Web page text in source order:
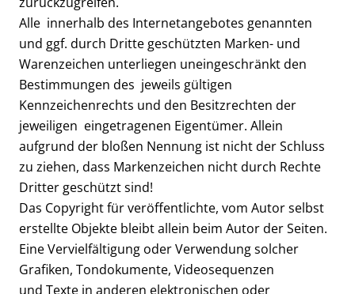
Alle innerhalb des Internetangebotes genannten
und ggf. durch Dritte geschützten Marken- und
Warenzeichen unterliegen uneingeschränkt den
Bestimmungen des jeweils gültigen
Kennzeichenrechts und den Besitzrechten der
jeweiligen eingetragenen Eigentümer. Allein
aufgrund der bloßen Nennung ist nicht der Schluss
zu ziehen, dass Markenzeichen nicht durch Rechte
Dritter geschützt sind!
Das Copyright für veröffentlichte, vom Autor selbst
erstellte Objekte bleibt allein beim Autor der Seiten.
Eine Vervielfältigung oder Verwendung solcher
Grafiken, Tondokumente, Videosequenzen
und Texte in anderen elektronischen oder